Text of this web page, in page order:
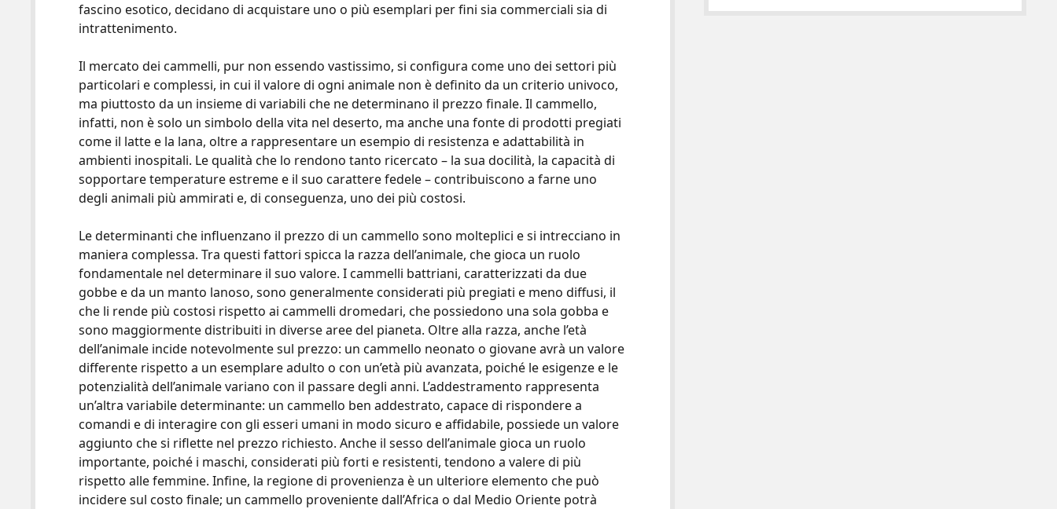
fascino esotico, decidano di acquistare uno o più esemplari per fini sia commerciali sia di
intrattenimento.
Il mercato dei cammelli, pur non essendo vastissimo, si configura come uno dei settori più
particolari e complessi, in cui il valore di ogni animale non è definito da un criterio univoco,
ma piuttosto da un insieme di variabili che ne determinano il prezzo finale. Il cammello,
infatti, non è solo un simbolo della vita nel deserto, ma anche una fonte di prodotti pregiati
come il latte e la lana, oltre a rappresentare un esempio di resistenza e adattabilità in
ambienti inospitali. Le qualità che lo rendono tanto ricercato – la sua docilità, la capacità di
sopportare temperature estreme e il suo carattere fedele – contribuiscono a farne uno
degli animali più ammirati e, di conseguenza, uno dei più costosi.
Le determinanti che influenzano il prezzo di un cammello sono molteplici e si intrecciano in
maniera complessa. Tra questi fattori spicca la razza dell’animale, che gioca un ruolo
fondamentale nel determinare il suo valore. I cammelli battriani, caratterizzati da due
gobbe e da un manto lanoso, sono generalmente considerati più pregiati e meno diffusi, il
che li rende più costosi rispetto ai cammelli dromedari, che possiedono una sola gobba e
sono maggiormente distribuiti in diverse aree del pianeta. Oltre alla razza, anche l’età
dell’animale incide notevolmente sul prezzo: un cammello neonato o giovane avrà un valore
differente rispetto a un esemplare adulto o con un’età più avanzata, poiché le esigenze e le
potenzialità dell’animale variano con il passare degli anni. L’addestramento rappresenta
un’altra variabile determinante: un cammello ben addestrato, capace di rispondere a
comandi e di interagire con gli esseri umani in modo sicuro e affidabile, possiede un valore
aggiunto che si riflette nel prezzo richiesto. Anche il sesso dell’animale gioca un ruolo
importante, poiché i maschi, considerati più forti e resistenti, tendono a valere di più
rispetto alle femmine. Infine, la regione di provenienza è un ulteriore elemento che può
incidere sul costo finale; un cammello proveniente dall’Africa o dal Medio Oriente potrà